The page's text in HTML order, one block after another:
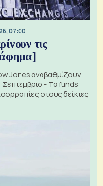
07:00
τις
Jones αναβαθμίζουν
- Τα funds
στους δείκτες